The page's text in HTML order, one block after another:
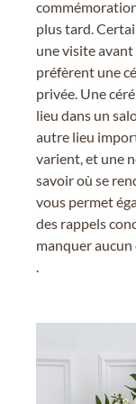
plus tard.
une visite
préfèrent une
privée. Une
lieu dans un
autre lieu
varient, et une
savoir où se
vous permet
des rappels
manquer